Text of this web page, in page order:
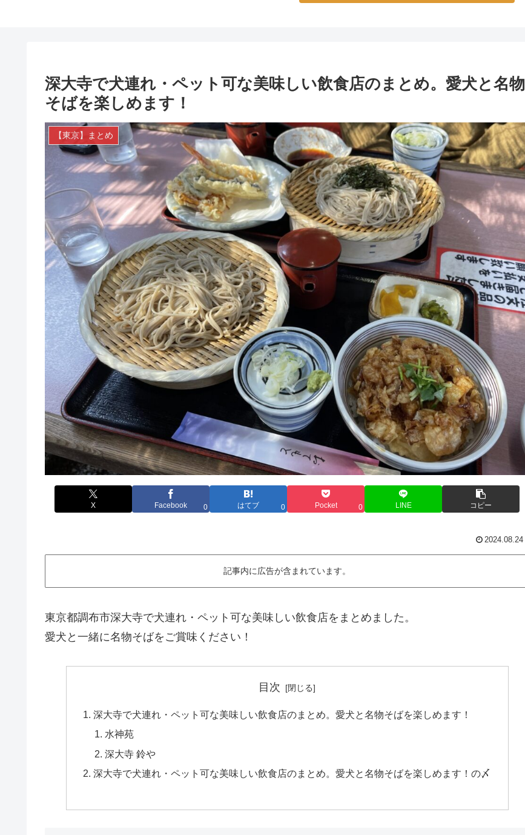
深大寺で犬連れ・ペット可な美味しい飲食店のまとめ。愛犬と名物
そばを楽しめます！
【東京】まとめ
X Facebook 0 はてブ 0 Pocket 0 LINE コピー
2024.08.24
記事内に広告が含まれています。
東京都調布市深大寺で犬連れ・ペット可な美味しい飲食店をまとめました。
愛犬と一緒に名物そばをご賞味ください！
目次
深大寺で犬連れ・ペット可な美味しい飲食店のまとめ。愛犬と名物そばを楽しめます！
水神苑
深大寺 鈴や
深大寺で犬連れ・ペット可な美味しい飲食店のまとめ。愛犬と名物そばを楽しめます！の〆